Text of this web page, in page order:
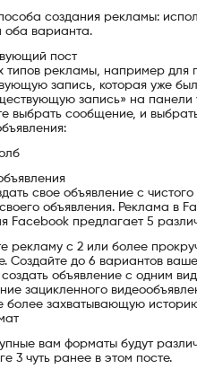
создания рекламы:
оба варианта.
пост
рекламы, например для
запись, которая уже
запись» на
выбрать сообщение, и
свое объявление с
объявления. Реклама в
Facebook предлагает 5
рекламу с 2 или более
Создайте до 6 вариантов
объявление с одним
зацикленного
более захватывающую
вам форматы будут
3 чуть ранее в этом посте.